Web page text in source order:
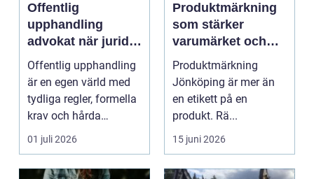
Offentlig
upphandling
advokat när juridik
möter affär
Offentlig upphandling
är en egen värld med
tydliga regler, formella
krav och hårda
tidsfrister. För ...
01 juli 2026
Produktmärkning
som stärker
varumärket och
underlättar
vardagen
Produktmärkning
Jönköping är mer än
en etikett på en
produkt. Rä...
15 juni 2026